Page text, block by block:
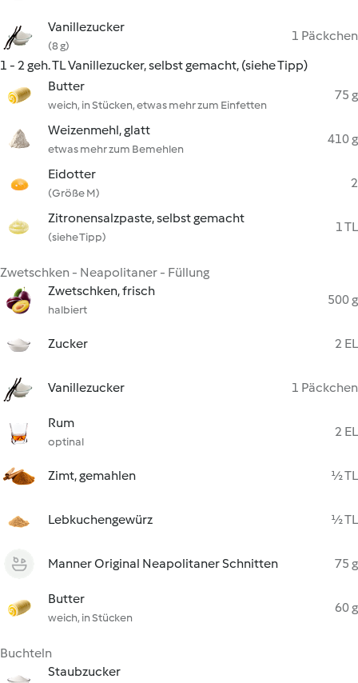
Vanillezucker
(8 g)
1 Päckchen
1 - 2 geh. TL Vanillezucker, selbst gemacht, (siehe Tipp)
Butter
weich, in Stücken, etwas mehr zum Einfetten
75 g
Weizenmehl, glatt
etwas mehr zum Bemehlen
410 g
Eidotter
(Größe M)
2
Zitronensalzpaste, selbst gemacht
(siehe Tipp)
1 TL
Zwetschken - Neapolitaner - Füllung
Zwetschken, frisch
halbiert
500 g
Zucker 2 EL
Vanillezucker 1 Päckchen
Rum
optinal
2 EL
Zimt, gemahlen ½ TL
Lebkuchengewürz ½ TL
Manner Original Neapolitaner Schnitten 75 g
Butter
weich, in Stücken
60 g
Buchteln
Staubzucker